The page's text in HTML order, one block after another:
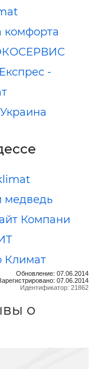
комфорта
-
медведь
Компани
Климат
Обновление: 07.06.2014
07.06.2014
Идентификатор: 21862
о